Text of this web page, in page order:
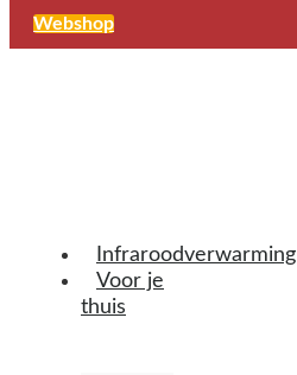
Webshop
Infraroodverwarming
Voor je
thuis